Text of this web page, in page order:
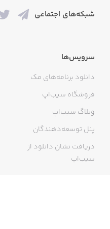
شبکه‌های اجتماعی
سرویس‌ها
دانلود برنامه‌های مک
فروشگاه سیب‌اپ
وبلاگ سیب‌اپ
پنل توسعه‌دهندگان
دریافت نشان دانلود از
سیب‌اپ